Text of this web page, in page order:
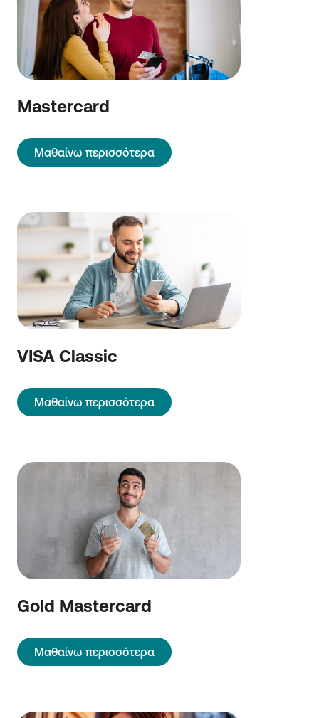
Mastercard
Μαθαίνω περισσότερα
VISA Classic
Μαθαίνω περισσότερα
Gold Mastercard
Μαθαίνω περισσότερα